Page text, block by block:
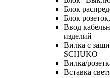
Блок
Блок
Ввод
изделий
Вилка с
SCHUKO
Вилка/
Вставка